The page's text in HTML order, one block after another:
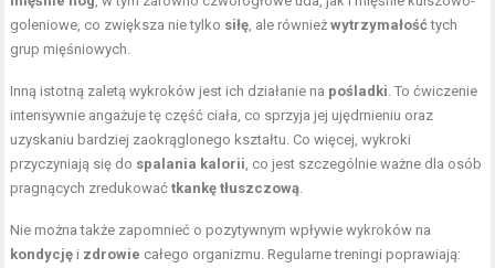
goleniowe, co zwiększa nie tylko siłę, ale równieżwytrzymałośćtych
grup mięśniowych.
Inną istotną zaletą wykroków jest ich działanie na pośladki. To ćwiczenie
intensywnie angażuje tę część ciała, co sprzyja jej ujędrnieniu oraz
uzyskaniu bardziej zaokrąglonego kształtu. Co więcej, wykroki
przyczyniają się do spalania kalorii, co jest szczególnie ważne dla osób
pragnących zredukowaćtkankę tłuszczową.
Nie można także zapomnieć o pozytywnym wpływie wykroków na
kondycję i zdrowie całego organizmu. Regularne treningi poprawiają: